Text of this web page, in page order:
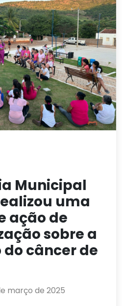
Municipal
uma
ação de
sobre a
câncer de
março de 2025